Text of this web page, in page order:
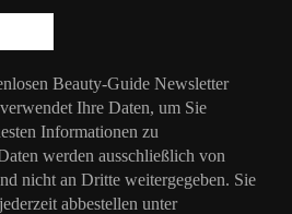
Beauty-Guide Newsletter
Ihre Daten, um Sie
Informationen zu
werden ausschließlich von
nicht an Dritte weitergegeben. Sie
abbestellen unter